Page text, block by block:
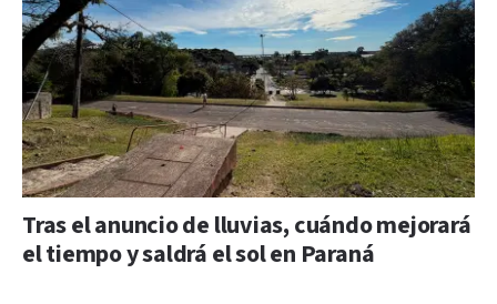
Tras el anuncio de lluvias, cuándo mejorará
el tiempo y saldrá el sol en Paraná